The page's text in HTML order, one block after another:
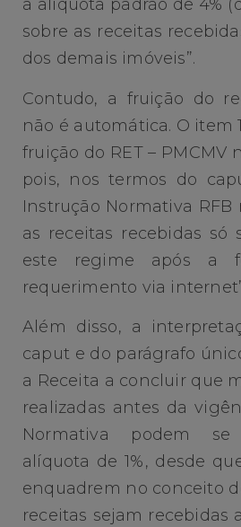
a alíquota padrão de 4%
sobre as receitas
dos demais imóveis”.
Contudo, a fruição do
não é automática. O item
fruição do RET – PMCMV
pois, nos termos do
Instrução Normativa RFB
as receitas recebidas só
este regime após a
requerimento via
Além disso, a
caput e do parágrafo
a Receita a concluir que
realizadas antes da
Normativa podem
alíquota de 1%, desde
enquadrem no conceito
receitas sejam recebidas